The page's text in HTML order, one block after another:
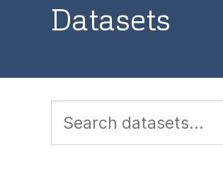
Datasets